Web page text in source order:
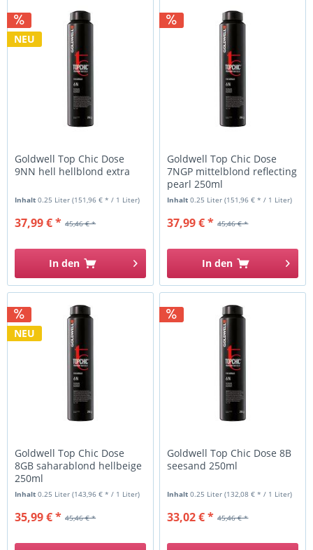
NEU
Goldwell Top Chic Dose
9NN hell hellblond extra
Inhalt0.25 Liter(151,96 € * / 1 Liter)
45,46 € *
37,99 € *
In den
Goldwell Top Chic Dose
7NGP mittelblond reflecting
pearl 250ml
Inhalt0.25 Liter(151,96 € * / 1 Liter)
45,46 € *
37,99 € *
In den
NEU
Goldwell Top Chic Dose
8GB saharablond hellbeige
250ml
Inhalt0.25 Liter(143,96 € * / 1 Liter)
45,46 € *
35,99 € *
Goldwell Top Chic Dose 8B
seesand 250ml
Inhalt0.25 Liter(132,08 € * / 1 Liter)
45,46 € *
33,02 € *